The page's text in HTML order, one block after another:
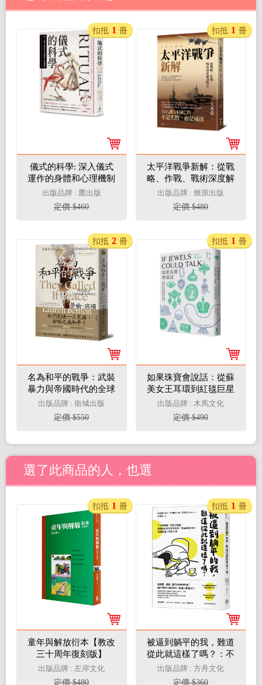
儀式的科學: 深入儀式
運作的身體和心理機制
出版品牌 : 鷹出版
定價 $460
扣抵 1 冊
太平洋戰爭新解：從戰
略、作戰、戰術深度解
讀
出版品牌 : 燎原出版
定價 $480
扣抵 1 冊
名為和平的戰爭：武裝
暴力與帝國時代的全球
秩序
出版品牌 : 衛城出版
定價 $550
扣抵 2 冊
如果珠寶會說話：從蘇
美女王耳環到紅毯巨星
胸針，七種首飾的歷史
趣聞與時尚故事
出版品牌 : 木馬文化
定價 $490
扣抵 1 冊
選了此商品的人，也選
童年與解放衍本【教改
三十周年復刻版】
出版品牌 : 左岸文化
定價 $480
扣抵 1 冊
被逼到躺平的我，難道
從此就這樣了嗎？：不
盲目樂觀、不放大絕
望，韓國N拋世代青年
出版品牌 : 方舟文化
定價 $360
扣抵 1 冊